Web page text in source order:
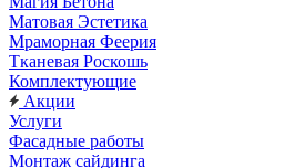
Матовая Эстетика
Мраморная Феерия
Тканевая Роскошь
Комплектующие
Акции
Услуги
Фасадные работы
Монтаж сайдинга